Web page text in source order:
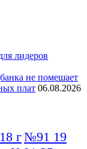
лидеров
не помешает
плат 06.08.2026
г№91 19